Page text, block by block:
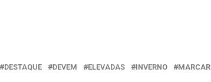
DESTAQUE DEVEM ELEVADAS INVERNO
MARCAR